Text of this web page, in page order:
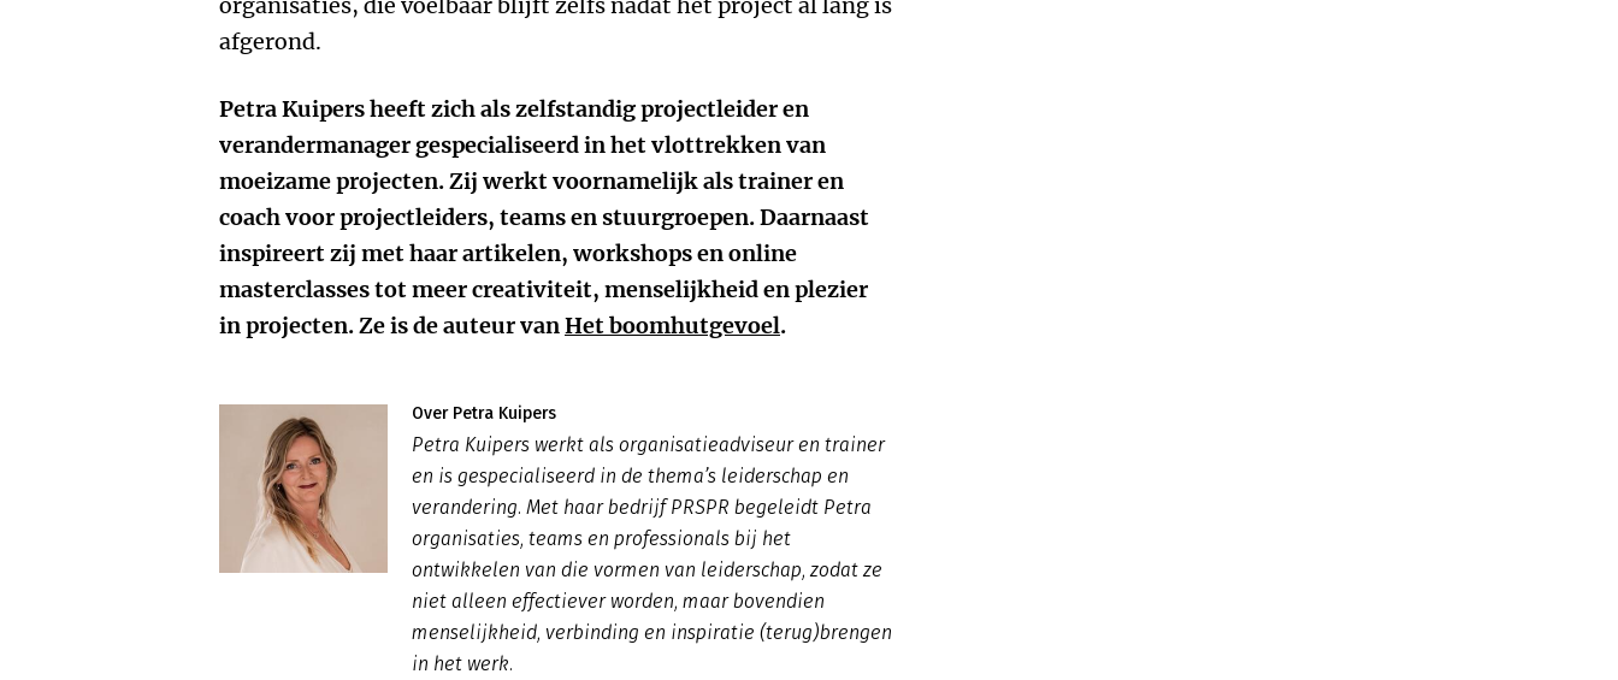
afgerond.
Petra Kuipers heeft zich als zelfstandig projectleider en
verandermanager gespecialiseerd in het vlottrekken van
moeizame projecten. Zij werkt voornamelijk als trainer en
coach voor projectleiders, teams en stuurgroepen. Daarnaast
inspireert zij met haar artikelen, workshops en online
masterclasses tot meer creativiteit, menselijkheid en plezier
in projecten. Ze is de auteur vanHet boomhutgevoel.
Over Petra Kuipers
Petra Kuipers werkt als organisatieadviseur en trainer
en is gespecialiseerd in de thema’s leiderschap en
verandering. Met haar bedrijf PRSPR begeleidt Petra
organisaties, teams en professionals bij het
ontwikkelen van die vormen van leiderschap, zodat ze
niet alleen effectiever worden, maar bovendien
menselijkheid, verbinding en inspiratie (terug)brengen
in het werk.